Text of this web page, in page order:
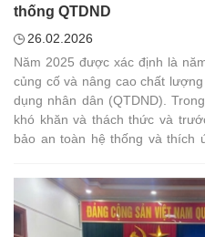
thống QTDND
26.02.2026
Năm 2025 được xác định là
củng cố và nâng cao chất
dụng nhân dân (QTDND).
khó khăn và thách thức và
bảo an toàn hệ thống và thích
opBank) càng được khẳng
trong năm 2025 không chỉ
tạo nền tảng vững chắc cho sự